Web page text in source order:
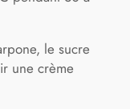
le sucre
une crème